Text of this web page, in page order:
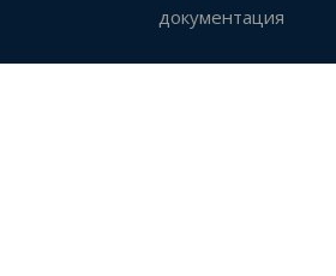
документация